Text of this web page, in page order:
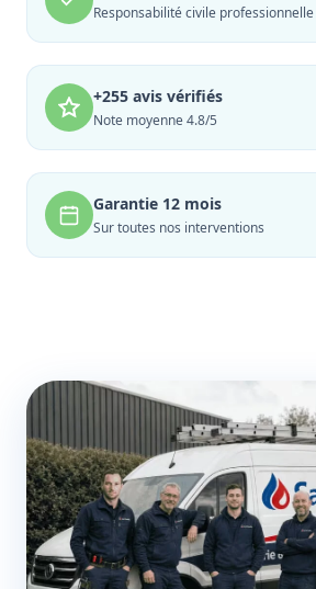
Responsabilité civile professionnelle
+255 avis vérifiés
Note moyenne 4.8/5
Garantie 12 mois
Sur toutes nos interventions